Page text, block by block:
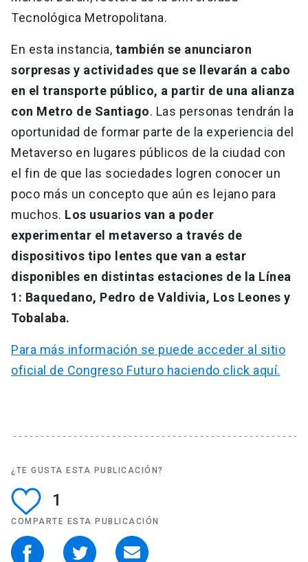
Tecnológica Metropolitana.
En esta instancia, también se anunciaron
sorpresas y actividades que se llevarán a cabo
en el transporte público, a partir de una alianza
con Metro de Santiago. Las personas tendrán la
oportunidad de formar parte de la experiencia del
Metaverso en lugares públicos de la ciudad con
el fin de que las sociedades logren conocer un
poco más un concepto que aún es lejano para
muchos. Los usuarios van a poder
experimentar el metaverso a través de
dispositivos tipo lentes que van a estar
disponibles en distintas estaciones de la Línea
1: Baquedano, Pedro de Valdivia, Los Leones y
Tobalaba.
Para más información se puede acceder al sitio
oficial de Congreso Futuro haciendo click aquí.
¿TE GUSTA ESTA PUBLICACIÓN?
1
COMPARTE ESTA PUBLICACIÓN